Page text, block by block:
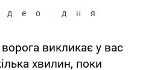
дня
викликає у вас
хвилин, поки